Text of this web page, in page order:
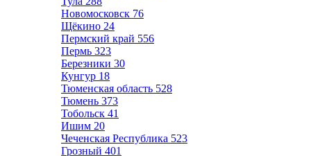
Новомосковск 76
Щёкино 24
Пермский край 556
Пермь 323
Березники 30
Кунгур 18
Тюменская область 528
Тюмень 373
Тобольск 41
Ишим 20
Чеченская Республика 523
Грозный 401